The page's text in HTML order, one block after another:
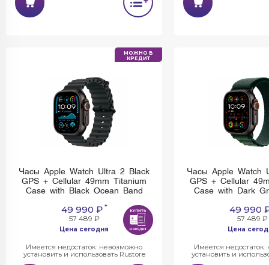
МОЖНО В
КРЕДИТ
Часы Apple Watch Ultra 2 Black
GPS + Cellular 49mm Titanium
Case with Black Ocean Band
49 990 ₽*
57 489 ₽
Цена сегодня
Имеется недостаток: невозможно
установить и использовать Rustore
Часы Apple Watch
GPS + Cellular
Case with Dark
49 990
57 489 ₽
Цена
Имеется
установить и